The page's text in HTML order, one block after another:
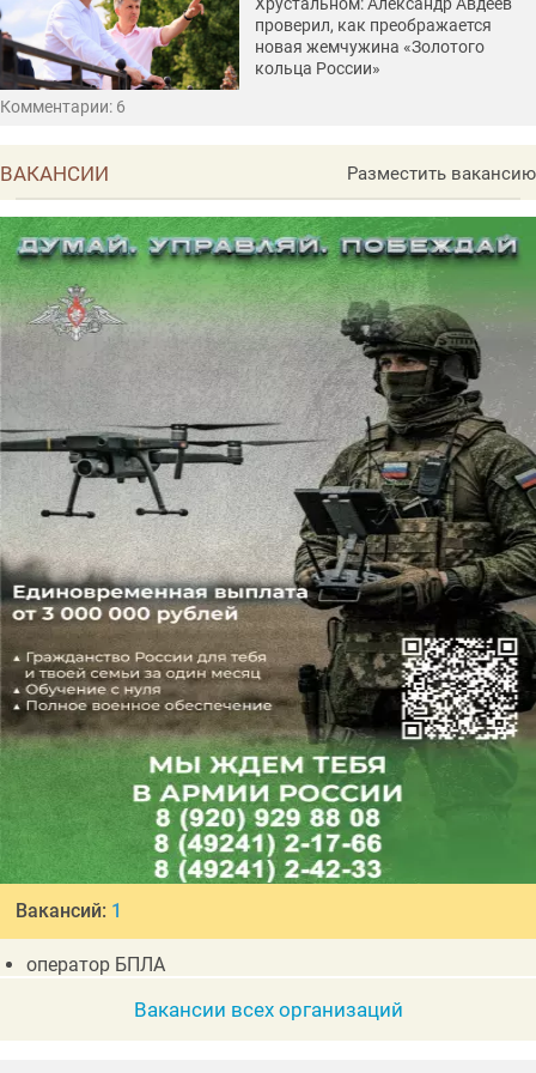
Хрустальном: Александр Авдеев
проверил, как преображается
новая жемчужина «Золотого
кольца России»
Комментарии: 6
ВАКАНСИИ Разместить вакансию
Вакансий: 1
оператор БПЛА
Вакансии всех организаций